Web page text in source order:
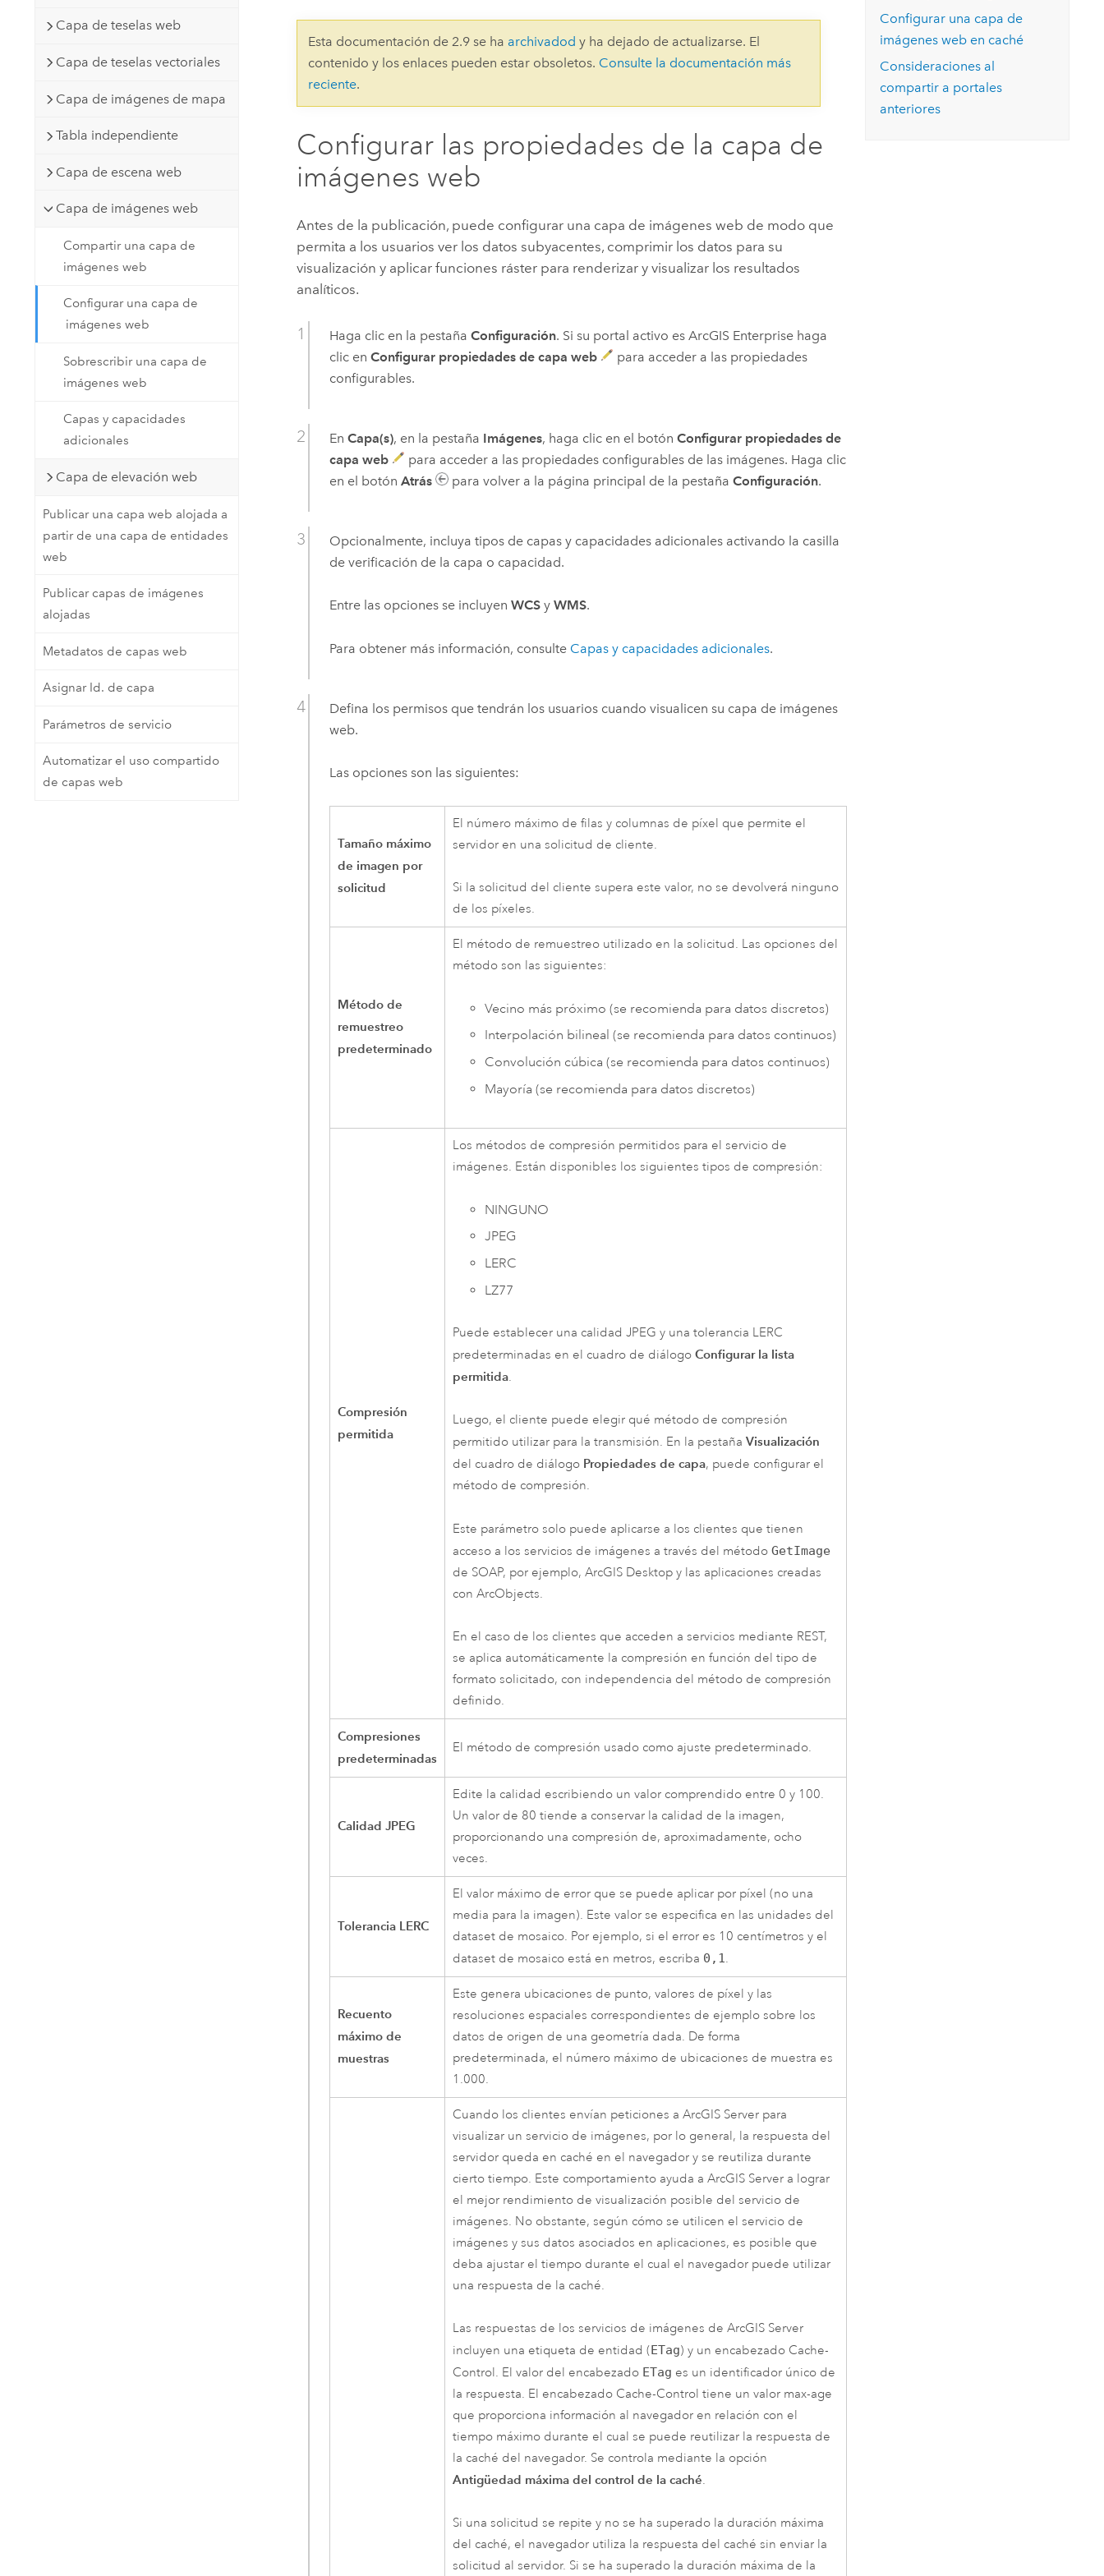
Tecnología para desarrolladores
representación cartográfica y
Explorar ArcGIS Pro
Todas las historias
Leer la historia
Capa de teselas web
Capa de teselas vectoriales
Capa de imágenes de mapa
Tabla independiente
Capa de escena web
Capa de imágenes web
Compartir una capa de
imágenes web
Configurar una capa de
imágenes web
Sobrescribir una capa de
imágenes web
Capas y capacidades
adicionales
Capa de elevación web
Publicar una capa web alojada a
partir de una capa de entidades
web
Publicar capas de imágenes
alojadas
Metadatos de capas web
Asignar Id. de capa
Parámetros de servicio
Automatizar el uso compartido
de capas web
Esta documentación de 2.9 se ha archivadod y ha dejado de actualizarse. El
contenido y los enlaces pueden estar obsoletos. Consulte la documentación más
reciente.
Configurar las propiedades de la capa de
imágenes web
Antes de la publicación, puede configurar una capa de imágenes web de modo que
permita a los usuarios ver los datos subyacentes, comprimir los datos para su
visualización y aplicar funciones ráster para renderizar y visualizar los resultados
analíticos.
Haga clic en la pestañaConfiguración. Si su portal activo esArcGIS Enterprise haga
clic enConfigurar propiedades de capa web
para acceder a las propiedades
configurables.
EnCapa(s), en la pestaña Imágenes, haga clic en el botónConfigurar propiedades de
capa web
para acceder a las propiedades configurables de las imágenes. Haga clic
en el botónAtrás para volver a la página principal de la pestañaConfiguración.
Opcionalmente, incluya tipos de capas y capacidades adicionales activando la casilla
de verificación de la capa o capacidad.
Entre las opciones se incluyenWCS yWMS.
Para obtener más información, consulte Capas y capacidades adicionales.
Defina los permisos que tendrán los usuarios cuando visualicen su capa de imágenes
web.
Las opciones son las siguientes:
Tamaño máximo
de imagen por
solicitud
El número máximo de filas y columnas de píxel que permite el
servidor en una solicitud de cliente.
Si la solicitud del cliente supera este valor, no se devolverá ninguno
de los píxeles.
Método de
remuestreo
predeterminado
El método de remuestreo utilizado en la solicitud. Las opciones del
método son las siguientes:
Vecino más próximo (se recomienda para datos discretos)
Interpolación bilineal (se recomienda para datos continuos)
Convolución cúbica (se recomienda para datos continuos)
Mayoría (se recomienda para datos discretos)
Compresión
permitida
Los métodos de compresión permitidos para el servicio de
imágenes. Están disponibles los siguientes tipos de compresión:
NINGUNO
JPEG
LERC
LZ77
Puede establecer una calidad JPEG y una tolerancia LERC
predeterminadas en el cuadro de diálogo Configurar la lista
permitida.
Luego, el cliente puede elegir qué método de compresión
permitido utilizar para la transmisión. En la pestaña Visualización
del cuadro de diálogo Propiedades de capa, puede configurar el
método de compresión.
Este parámetro solo puede aplicarse a los clientes que tienen
acceso a los servicios de imágenes a través del método GetImage
de SOAP, por ejemplo, ArcGIS Desktopy las aplicaciones creadas
con ArcObjects.
En el caso de los clientes que acceden a servicios mediante REST,
se aplica automáticamente la compresión en función del tipo de
formato solicitado, con independencia del método de compresión
definido.
Compresiones
predeterminadas
El método de compresión usado como ajuste predeterminado.
Calidad JPEG
Edite la calidad escribiendo un valor comprendido entre 0 y 100.
Un valor de 80 tiende a conservar la calidad de la imagen,
proporcionando una compresión de, aproximadamente, ocho
veces.
Tolerancia LERC
El valor máximo de error que se puede aplicar por píxel (no una
media para la imagen). Este valor se especifica en las unidades del
dataset de mosaico. Por ejemplo, si el error es 10 centímetros y el
dataset de mosaico está en metros, escriba 0,1 .
Recuento
máximo de
muestras
Este genera ubicaciones de punto, valores de píxel y las
resoluciones espaciales correspondientes de ejemplo sobre los
datos de origen de una geometría dada. De forma
predeterminada, el número máximo de ubicaciones de muestra es
1.000.
Cuando los clientes envían peticiones a ArcGIS Serverpara
visualizar un servicio de imágenes, por lo general, la respuesta del
servidor queda en caché en el navegador y se reutiliza durante
cierto tiempo. Este comportamiento ayuda a ArcGIS Servera lograr
el mejor rendimiento de visualización posible del servicio de
imágenes. No obstante, según cómo se utilicen el servicio de
imágenes y sus datos asociados en aplicaciones, es posible que
deba ajustar el tiempo durante el cual el navegador puede utilizar
una respuesta de la caché.
Las respuestas de los servicios de imágenes de ArcGIS Server
incluyen una etiqueta de entidad (ETag) y un encabezado Cache-
Control. El valor del encabezado ETag es un identificador único de
la respuesta. El encabezado Cache-Control tiene un valor max-age
que proporciona información al navegador en relación con el
tiempo máximo durante el cual se puede reutilizar la respuesta de
la caché del navegador. Se controla mediante la opción
Antigüedad máxima del control de la caché.
Si una solicitud se repite y no se ha superado la duración máxima
del caché, el navegador utiliza la respuesta del caché sin enviar la
solicitud al servidor. Si se ha superado la duración máxima de la
Configurar una capa de
imágenes web en caché
Consideraciones al
compartir a portales
anteriores